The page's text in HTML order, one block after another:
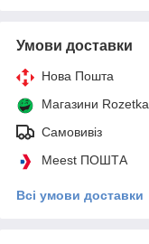
Умови доставки
Нова Пошта
Магазини Rozetka
Самовивіз
Meest ПОШТА
Всі умови доставки